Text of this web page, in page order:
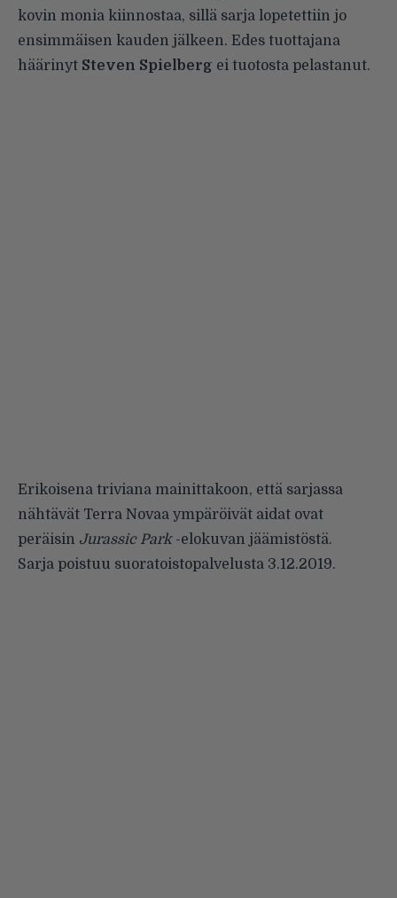
kovin monia kiinnostaa, sillä sarja lopetettiin jo
ensimmäisen kauden jälkeen. Edes tuottajana
häärinyt Steven Spielberg ei tuotosta pelastanut.
Erikoisena triviana mainittakoon, että sarjassa
nähtävät Terra Novaa ympäröivät aidat ovat
peräisin Jurassic Park-elokuvan jäämistöstä.
Sarja poistuu suoratoistopalvelusta 3.12.2019.